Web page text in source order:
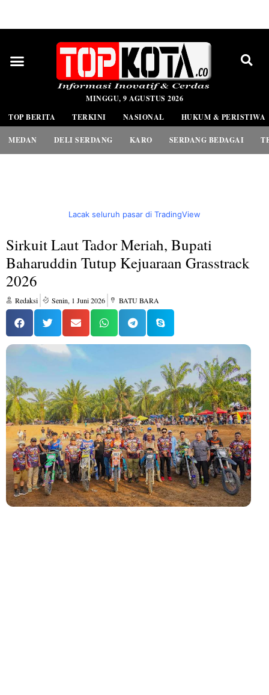
MINGGU, 9 AGUSTUS 2026
TOP BERITA
TERKINI NASIONAL HUKUM & PERISTIWA
MEDAN DELI SERDANG KARO SERDANG BEDAGAI
Lacak seluruh pasar di TradingView
Sirkuit Laut Tador Meriah, Bupati
Baharuddin Tutup Kejuaraan Grasstrack
2026
Redaksi Senin, 1 Juni 2026 BATU BARA